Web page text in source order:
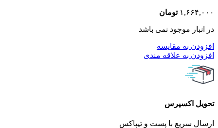
۱,۶۶۴,۰۰۰ تومان
در انبار موجود نمی باشد
افزودن به مقایسه
افزودن به علاقه مندی
تحویل اکسپرس
ارسال سریع با پست و تیپاکس